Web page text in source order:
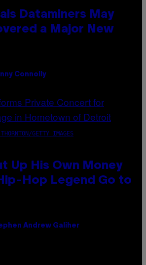
Dataminers May
a Major New
Connolly
GETTY IMAGES
Up His Own Money
Hop Legend Go to
Andrew Galiher